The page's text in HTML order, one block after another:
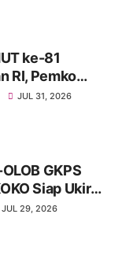
ke-81
RI, Pemko
JUL 31, 2026
GKPS
Siap Ukir
Tarian
JUL 29, 2026